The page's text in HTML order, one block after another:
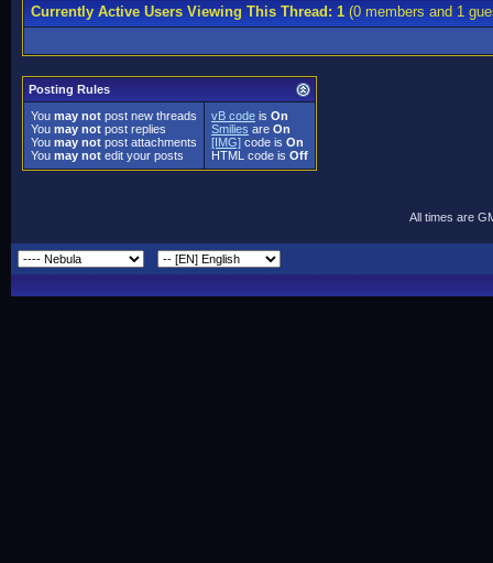
Currently Active Users Viewing This Thread: 1(0 members and 1
Posting Rules
You may not post new threads
You may not post replies
You may not post attachments
You may not edit your posts
vB code is On
Smilies are On
[IMG] code is On
HTML code is Off
All times are